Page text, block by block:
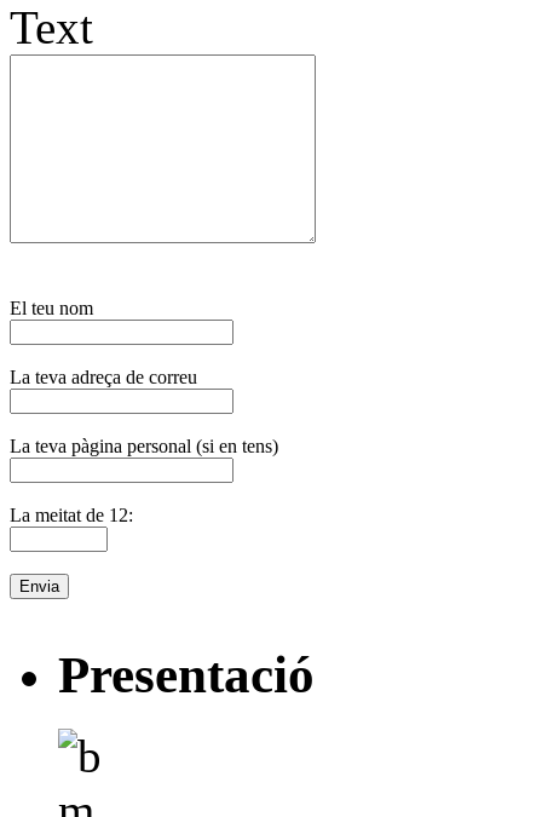
Text
El teu nom
La teva adreça de correu
La teva pàgina personal (si en tens)
La meitat de 12:
Presentació